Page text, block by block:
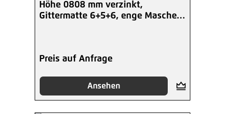
Höhe 0808 mm verzinkt,
Gittermatte 6+5+6, enge Masche
Preis auf Anfrage
Ansehen